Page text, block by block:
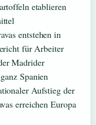
etablieren
entstehen in
für Arbeiter
Madrider
Spanien
Aufstieg der
erreichen Europa